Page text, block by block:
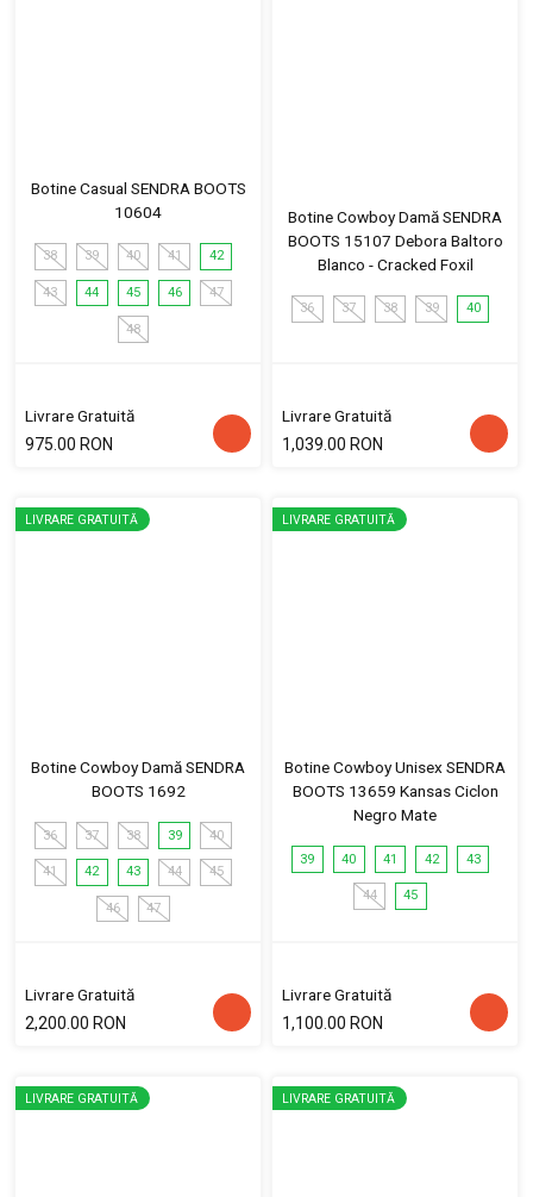
Botine Casual SENDRA BOOTS
10604
38 39 40 41 42
43 44 45 46 47
48
Livrare Gratuită
975.00 RON
Botine Cowboy Damă SENDRA
BOOTS 15107 Debora Baltoro
Blanco - Cracked Foxil
36 37 38 39 40
Livrare Gratuită
1,039.00 RON
LIVRARE GRATUITĂ
Botine Cowboy Damă SENDRA
BOOTS 1692
36 37 38 39 40
41 42 43 44 45
46 47
Livrare Gratuită
2,200.00 RON
LIVRARE GRATUITĂ
Botine Cowboy Unisex SENDRA
BOOTS 13659 Kansas Ciclon
Negro Mate
39 40 41 42 43
44 45
Livrare Gratuită
1,100.00 RON
LIVRARE GRATUITĂ LIVRARE GRATUITĂ